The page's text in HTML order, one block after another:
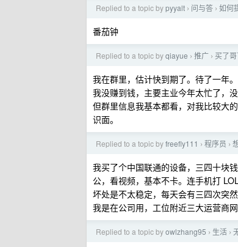
Replied to a topic bypyyalt › 问与答 › 如何
番茄钟
Replied to a topic byqiayue › 推广 › 买了
我在群里，估计快到期了。待了一年。
我没赚到钱，主要主业今年太忙了，没
但群里信息我基本都看，对我比较大
识面。
Replied to a topic byfreefly111 › 程序员 ›
我买了个中国联通的设备，三四十块
公，看视频，基本不卡。连手机打
坏处是不太稳定，每天会有三四次突
我是在公司用，工位附近三大运营商网
Replied to a topic byowlzhang95 › 生活 ›